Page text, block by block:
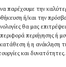
παρέχουμε την
ή/και την
θα μας
περιήγησης ή
ή η ανάκληση
και δυνατότητες.